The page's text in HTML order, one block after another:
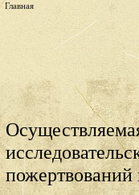
Главная
пожертвований